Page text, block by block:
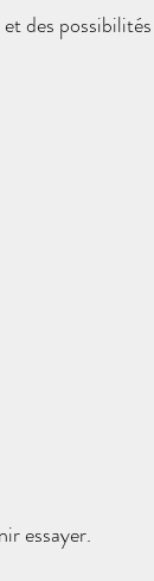
des
essayer.